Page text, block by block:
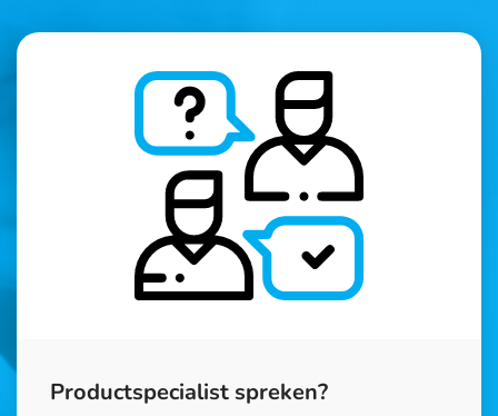
Productspecialist spreken?